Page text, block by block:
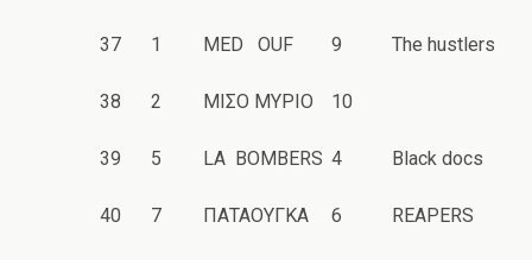
37 1 MED OUF 9 The hustlers
38 2 ΜΙΣΟ ΜΥΡΙΟ 10
39 5 LA BOMBERS 4 Black docs
40 7 ΠΑΤΑΟΥΓΚΑ 6 REAPERS